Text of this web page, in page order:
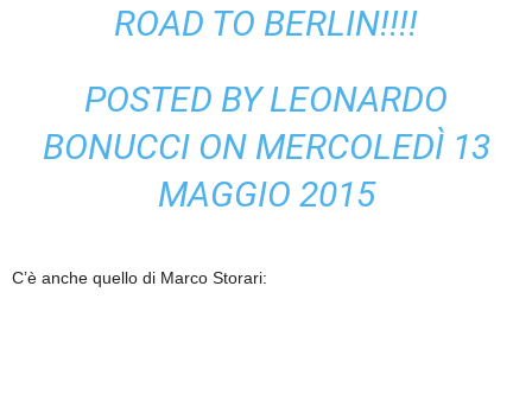
ROAD TO BERLIN!!!!
POSTED BYLEONARDO
BONUCCION MERCOLEDÌ 13
MAGGIO 2015
C’è anche quello di Marco Storari: